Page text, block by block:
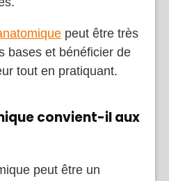
peut être très
bases et bénéficier de
tout en pratiquant.
convient-il aux
peut être un